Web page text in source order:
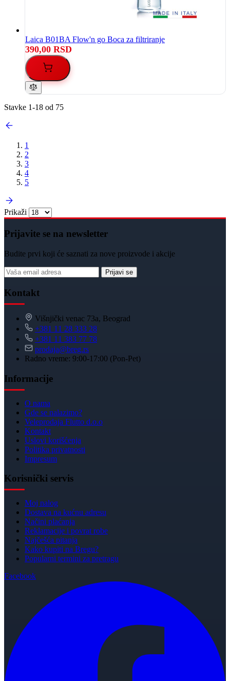
Laica B01BA Flow'n go Boca za filtriranje
390,00 RSD
Stavke 1-18 od 75
1
2
3
4
5
Prikaži
Prijavite se na newsletter
Budite prvi koji će saznati za nove proizvode i akcije
Prijavi se
Kontakt
Višnjički venac 73a, Beograd
+381 11 28 333 28
+381 11 383 77 78
prodaja@breg.rs
Radno vreme: 9:00-17:00 (Pon-Pet)
Informacije
O nama
Gde se nalazimo?
Veleprodaja Flutto d.o.o
Kontakt
Uslovi korišćenja
Politika privatnosti
Impresum
Korisnički servis
Moj nalog
Dostava na kućnu adresu
Načini plaćanja
Reklamacije i povrat robe
Najčešća pitanja
Kako kupiti na Bregu?
Popularni termini za pretragu
Facebook